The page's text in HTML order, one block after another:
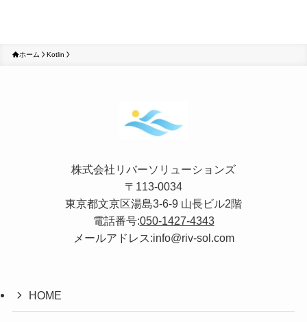
ホーム Kotlin
株式会社リバーソリューションズ
〒113-0034
東京都文京区湯島3-6-9 山長ビル2階
電話番号:050-1427-4343
メールアドレス:info@riv-sol.com
HOME